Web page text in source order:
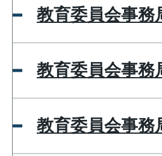
教育委員会事務
教育委員会事務
教育委員会事務